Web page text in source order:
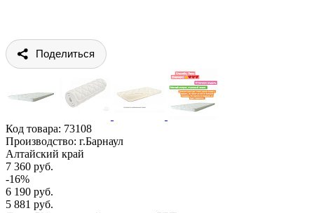
Поделиться
Код товара: 73108
Производство: г.Барнаул
Алтайский край
7 360 руб.
-16%
6 190 руб.
5 881 руб.